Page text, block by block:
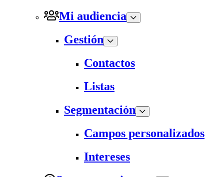
Mi audiencia
Gestión
Contactos
Listas
Segmentación
Campos personalizados
Intereses